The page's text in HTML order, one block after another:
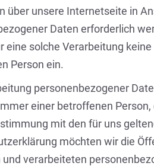
über unsere Internetseite in
Daten erforderlich
eine solche Verarbeitung
Person ein.
personenbezogener
einer betroffenen
mit den für uns
möchten wir die
verarbeiteten